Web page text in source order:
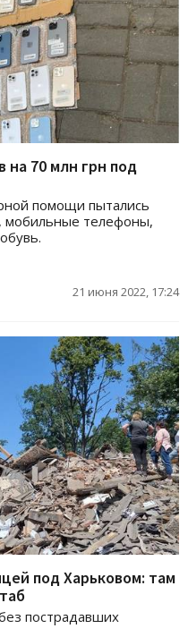
на 70 млн грн под
помощи пытались
мобильные телефоны,
21 июня 2022, 17:24
под Харьковом: там
пострадавших